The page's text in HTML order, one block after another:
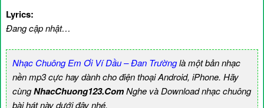
Lyrics:
Đang cập nhật…
Nhạc Chuông Em Ơi Ví Dầu – Đan Trườnglà một bản nhạc
nền mp3 cực hay dành cho điện thoại Android, iPhone. Hãy
cùngNhacChuong123.ComNghe và Download nhạc chuông
bài hát này dưới đây nhé.